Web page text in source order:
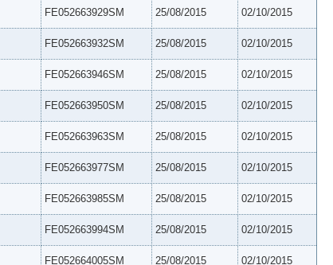
FE052663929SM 25/08/2015 02/10/2015
FE052663932SM 25/08/2015 02/10/2015
FE052663946SM 25/08/2015 02/10/2015
FE052663950SM 25/08/2015 02/10/2015
FE052663963SM 25/08/2015 02/10/2015
FE052663977SM 25/08/2015 02/10/2015
FE052663985SM 25/08/2015 02/10/2015
FE052663994SM 25/08/2015 02/10/2015
FE052664005SM 25/08/2015 02/10/2015